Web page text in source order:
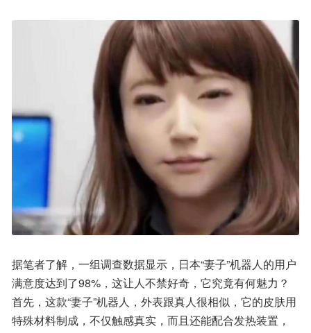
据笔者了解，一组调查数据显示，日本“妻子”机器人的用户
满意度达到了98%，这让人不禁好奇，它究竟有何魅力？
首先，这款“妻子”机器人，外表跟真人很相似，它的皮肤用
特殊材料制成，不仅触感真实，而且还能配合发热装置，